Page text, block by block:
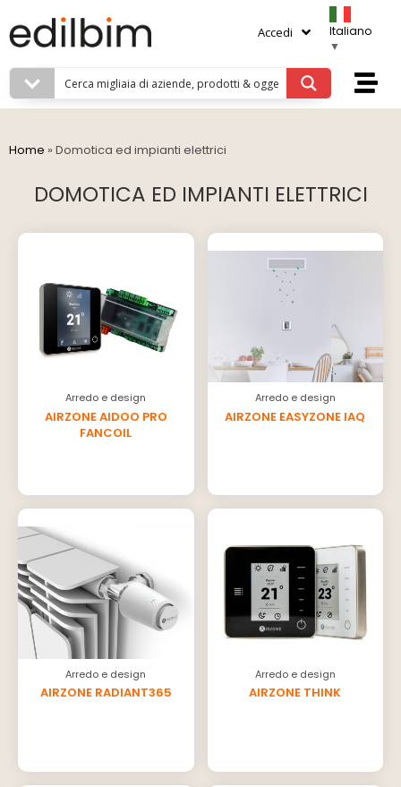
Accedi
Italiano
▼
Home » Domotica ed impianti elettrici
DOMOTICA ED IMPIANTI ELETTRICI
Arredo e design
AIRZONE AIDOO PRO
FANCOIL
Arredo e design
AIRZONE EASYZONE IAQ
Arredo e design
AIRZONE RADIANT365
Arredo e design
AIRZONE THINK